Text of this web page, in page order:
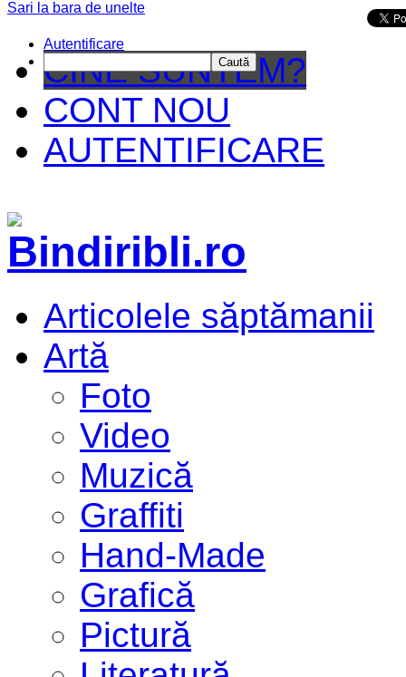
CINE SUNTEM?
CONT NOU
AUTENTIFICARE
Articolele săptămanii
Artă
Foto
Video
Muzică
Graffiti
Hand-Made
Grafică
Pictură
Sari la bara de unelte
Autentificare
Caută